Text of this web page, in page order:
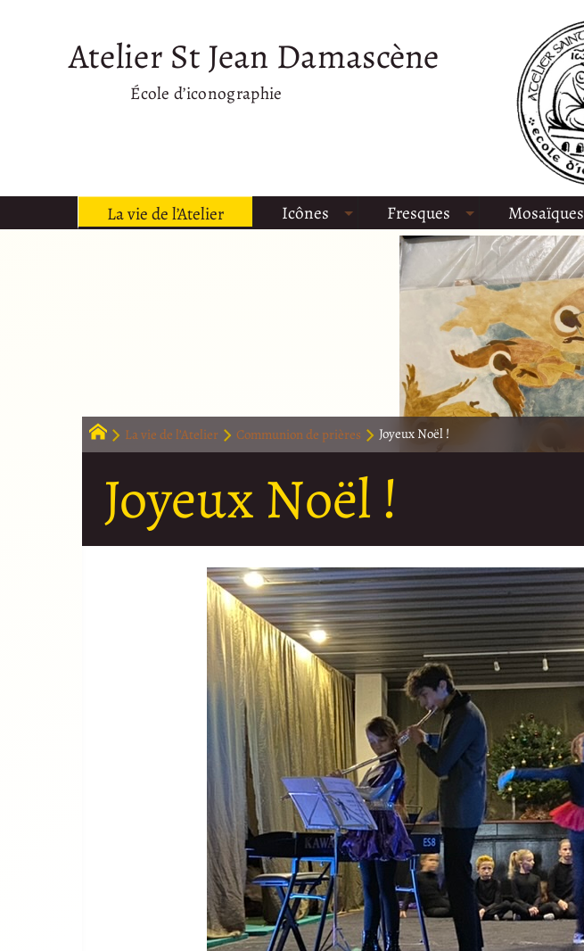
Atelier St Jean Damascène
École d’iconographie
La vie de l’Atelier Icônes Fresques Mosaïques
La vie de l’Atelier Communion de prières Joyeux Noël !
Joyeux Noël !